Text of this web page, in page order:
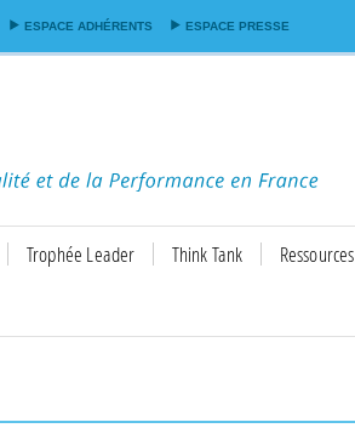
contenu
principal
ESPACE ADHÉRENTS ESPACE PRESSE
Trophée Leader Think Tank Ressources